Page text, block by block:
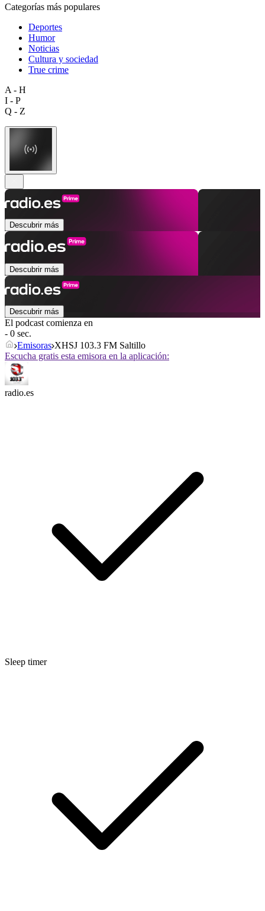
Categorías más populares
Deportes
Humor
Noticias
Cultura y sociedad
True crime
A - H
I - P
Q - Z
Descubrir más
Descubrir más
Descubrir más
El podcast comienza en
- 0 sec.
Emisoras XHSJ 103.3 FM Saltillo
Escucha gratis esta emisora en la aplicación:
radio.es
Sleep timer